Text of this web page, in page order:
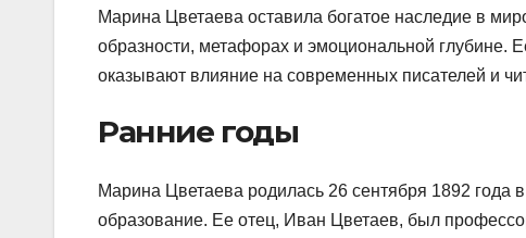
Марина Цветаева оставила богатое наследие в
образности, метафорах и эмоциональной глубине.
оказывают влияние на современных писателей и
Ранние годы
Марина Цветаева родилась 26 сентября 1892 года
образование. Ее отец, Иван Цветаев, был